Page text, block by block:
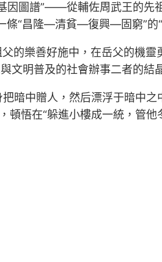
因圖譜”——從輔佐周武王的
條“昌隆—清貧—復興—固窮”的“
的樂善好施中，在岳父的機
文明普及的社會辦事二者的結
暗中贈人，然后漂浮于暗中
悟在“躲進小樓成一統，管